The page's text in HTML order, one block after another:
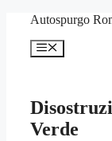
contenuto
Autospurgo
Menu
Verde